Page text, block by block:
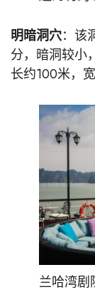
明暗洞穴：该
分，暗洞较小
长约100米，
兰哈湾剧